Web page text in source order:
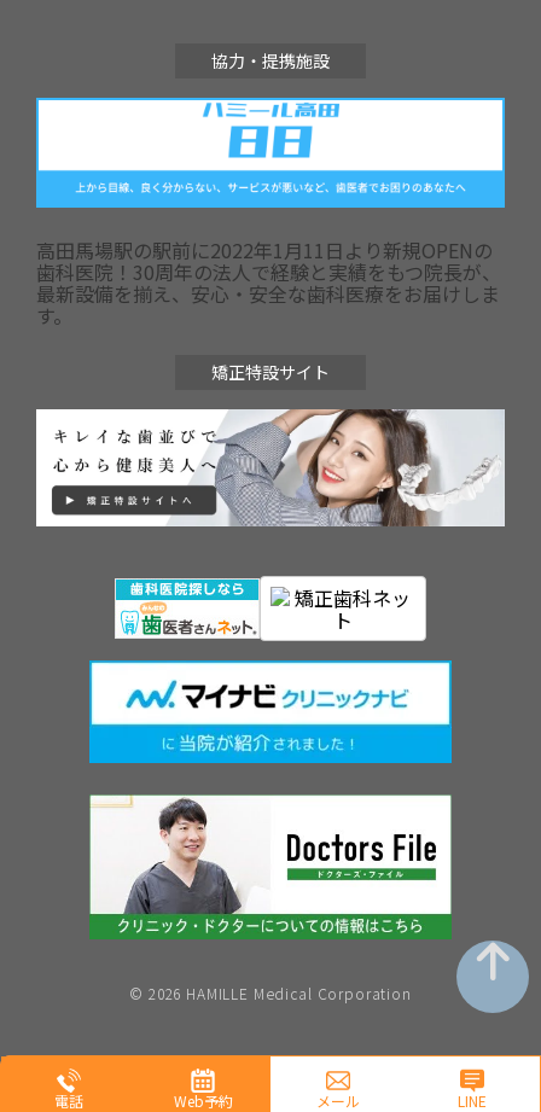
電話 Web予約 メール LINE
協力・提携施設
高田馬場駅の駅前に2022年1月11日より新規OPENの
歯科医院！30周年の法人で経験と実績をもつ院長が、
最新設備を揃え、安心・安全な歯科医療をお届けしま
す。
矯正特設サイト
©︎ 2026 HAMILLE Medical Corporation